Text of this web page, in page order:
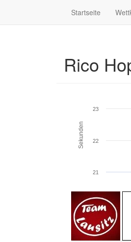
Startseite
Rico
Sekunden
21
22
23